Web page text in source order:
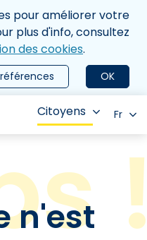
pour améliorer votre
plus d'info, consultez
des cookies.
OK
Citoyens Fr
n'est